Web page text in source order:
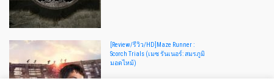
[Review/รีวิว/HD]Maze Runner :
Scorch Trials (เมซ รันเนอร์: สมรภูมิ
มอดไหม้)